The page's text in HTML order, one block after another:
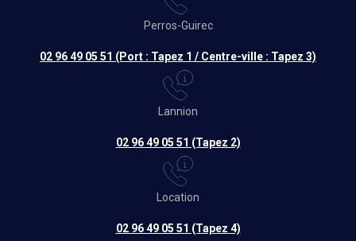
Perros-Guirec
02 96 49 05 51 (Port : Tapez 1 / Centre-ville : Tapez 3)
Lannion
02 96 49 05 51 (Tapez 2)
Location
02 96 49 05 51 (Tapez 4)